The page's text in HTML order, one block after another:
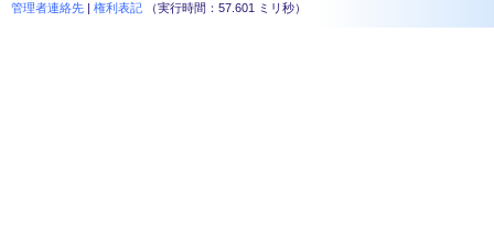
管理者連絡先 | 権利表記 （実行時間：57.601 ミリ秒）